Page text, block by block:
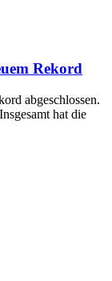
Rekord
abgeschlossen.
hat die